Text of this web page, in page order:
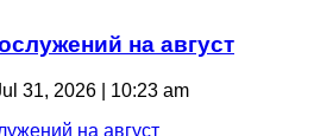
на август
31, 2026 | 10:23 am